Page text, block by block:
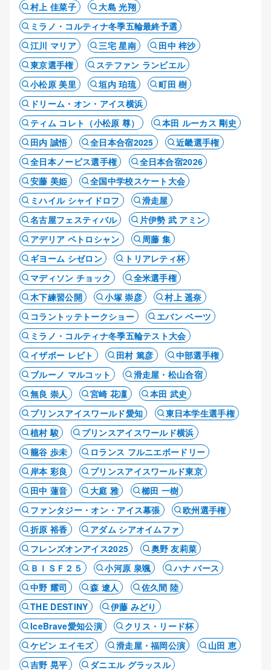
村上 佳菜子
大島 光翔
ミラノ・コルティナ冬季五輪最終予選
江川 マリア
三宅 星南
田中 梓沙
東京選手権
ステファン ランビエル
小松原 美里
垣内 珀琉
町田 樹
ドリーム・オン・アイス横浜
ティム コレト（小松原 尊）
本田 ルーカス 剛史
田内 誠悟
全日本合宿2025
近畿選手権
全日本ノービス選手権
全日本合宿2026
安藤 美姫
全国中学校スケート大会
ミハイル シャイドロフ
滑走屋
名古屋フェスティバル
片伊勢 武 アミン
アデリア ペトロシャン
周藤 集
ギヨーム シゼロン
トリアレティ杯
マディソン チョック
全米選手権
木下練習公開
小塚 崇彦
村上 遥奈
コラントッテトークショー
エバン ベーツ
ミラノ・コルティナ冬季五輪テスト大会
イザボー レビト
田村 篤彦
中部選手権
ブルーノ マルコット
滑走屋・松山合宿
無良 崇人
宮崎 花凜
本田 武史
プリンスアイスワールド愛知
東日本学生選手権
植村 駿
プリンスアイスワールド横浜
籠谷 歩未
ロランス フルニエボードリー
岸本 彩良
プリンスアイスワールド東京
田中 蓮音
大庭 雅
櫛田 一樹
ファンタジー・オン・アイス幕張
欧州選手権
折原 裕香
アダム シアオイムファ
フレンズオンアイス2025
奥野 友莉菜
ＢＩＳＦ２５
小河原 泉颯
ハナ バース
中野 耀司
森 遼人
佐久間 陸
THE DESTINY
伊藤 みどり
IceBrave愛知公演
クリス・リード杯
ケビン エイモズ
滑走屋・福岡公演
山田 恵
吉野 晃平
ダニエル グラッスル